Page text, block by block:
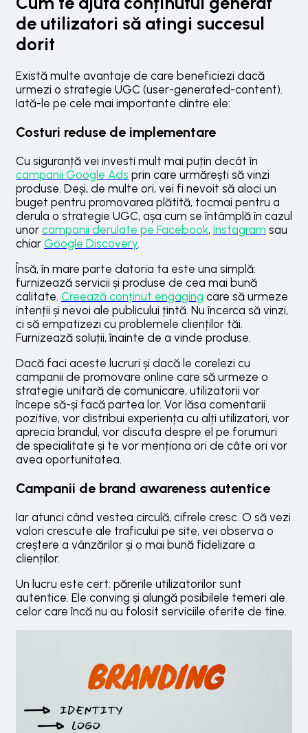
de utilizatori să atingi succesul
dorit
Există multe avantaje de care beneficiezi dacă
urmezi o strategie UGC (user-generated-content).
Iată-le pe cele mai importante dintre ele:
Costuri reduse de implementare
Cu siguranță vei investi mult mai puțin decât în
campanii Google Ads prin care urmărești să vinzi
produse. Deși, de multe ori, vei fi nevoit să aloci un
buget pentru promovarea plătită, tocmai pentru a
derula o strategie UGC, așa cum se întâmplă în cazul
unor campanii derulate pe Facebook, Instagram sau
chiar Google Discovery.
Însă, în mare parte datoria ta este una simplă:
furnizează servicii și produse de cea mai bună
calitate. Creează conținut engaging care să urmeze
intenții și nevoi ale publicului țintă. Nu încerca să vinzi,
ci să empatizezi cu problemele clienților tăi.
Furnizează soluții, înainte de a vinde produse.
Dacă faci aceste lucruri și dacă le corelezi cu
campanii de promovare online care să urmeze o
strategie unitară de comunicare, utilizatorii vor
începe să-și facă partea lor. Vor lăsa comentarii
pozitive, vor distribui experiența cu alți utilizatori, vor
aprecia brandul, vor discuta despre el pe forumuri
de specialitate și te vor menționa ori de câte ori vor
avea oportunitatea.
Campanii de brand awareness autentice
Iar atunci când vestea circulă, cifrele cresc. O să vezi
valori crescute ale traficului pe site, vei observa o
creștere a vânzărilor și o mai bună fidelizare a
clienților.
Un lucru este cert: părerile utilizatorilor sunt
autentice. Ele conving și alungă posibilele temeri ale
celor care încă nu au folosit serviciile oferite de tine.